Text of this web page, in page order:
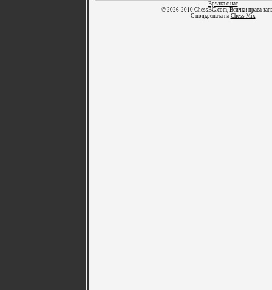
Връзка с нас
© 2026-2010 ChessBG.com, Всички права
С подкрепата на Chess Mix